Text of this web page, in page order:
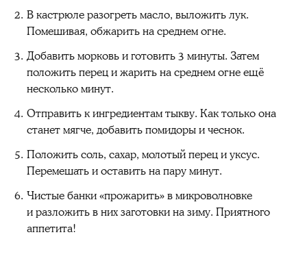
В кастрюле разогреть масло, выложить лук.
Помешивая, обжарить на среднем огне.
Добавить морковь и готовить 3 минуты. Затем
положить перец и жарить на среднем огне ещё
несколько минут.
Отправить к ингредиентам тыкву. Как только она
станет мягче, добавить помидоры и чеснок.
Положить соль, сахар, молотый перец и уксус.
Перемешать и оставить на пару минут.
Чистые банки «прожарить» в микроволновке
и разложить в них заготовки на зиму. Приятного
аппетита!